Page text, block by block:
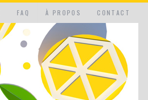
FAQ À PROPOS CONTACT